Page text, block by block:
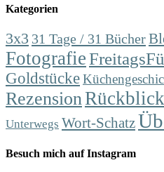
Kategorien
3x3 31 Tage / 31 Bücher
Fotografie
Goldstücke
RezensionRückblick
Unterwegs Wort-Schatz
Besuch mich auf Instagram